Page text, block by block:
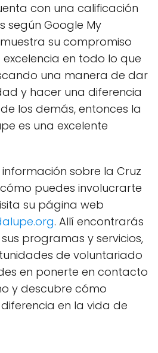
con una calificación
según Google My
su compromiso
en todo lo que
una manera de dar
y hacer una diferencia
los demás, entonces la
es una excelente
sobre la Cruz
puedes involucrarte
su página web
. Allí encontrarás
programas y servicios,
de voluntariado
en ponerte en contacto
y descubre cómo
en la vida de